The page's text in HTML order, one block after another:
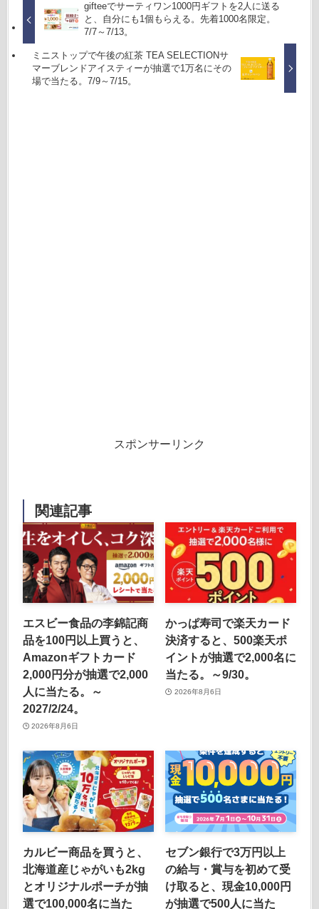
gifteeでサーティワン1000円ギフトを2人に送る
と、自分にも1個もらえる。先着1000名限定。
7/7～7/13。
ミニストップで午後の紅茶 TEA SELECTIONサ
マーブレンドアイスティーが抽選で1万名にその
場で当たる。7/9～7/15。
スポンサーリンク
関連記事
エスビー食品の李錦記商
品を100円以上買うと、
Amazonギフトカード
2,000円分が抽選で2,000
人に当たる。～
2027/2/24。
2026年8月6日
かっぱ寿司で楽天カード
決済すると、500楽天ポ
イントが抽選で2,000名に
当たる。～9/30。
2026年8月6日
カルビー商品を買うと、
北海道産じゃがいも2kg
とオリジナルポーチが抽
選で100,000名に当た
セブン銀行で3万円以上
の給与・賞与を初めて受
け取ると、現金10,000円
が抽選で500人に当た